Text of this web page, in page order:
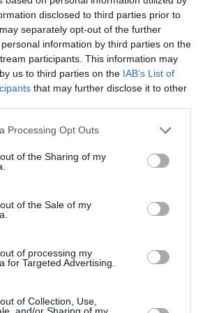
disclosed to third parties prior to
separately opt-out of the further
information by third parties on the
participants. This information may
us to third parties on the IAB’s List of
that may further disclose it to other
Processing Opt Outs
of the Sharing of my
of the Sale of my
of processing my
for Targeted Advertising.
of Collection, Use,
and/or Sharing of my
Lab24 & 25/8, θα
προβολές 10-12 projects απ’ όλον
με κορυφαίους επαγγελματίες
βιομηχανίας. Head
Claudia Schreiner (Documentary
Γερμανία), ενώ η κριτική
από προπτυχιακούς και
Θεσσαλονίκης, του Μονάχου, της
Αβίβ.
του Beyond Borders έχει
Ευρώπης και Μέσης Ανατολής. Η
ενδεικτικά τη συμμετοχή
στη μicro διαγωνιστική